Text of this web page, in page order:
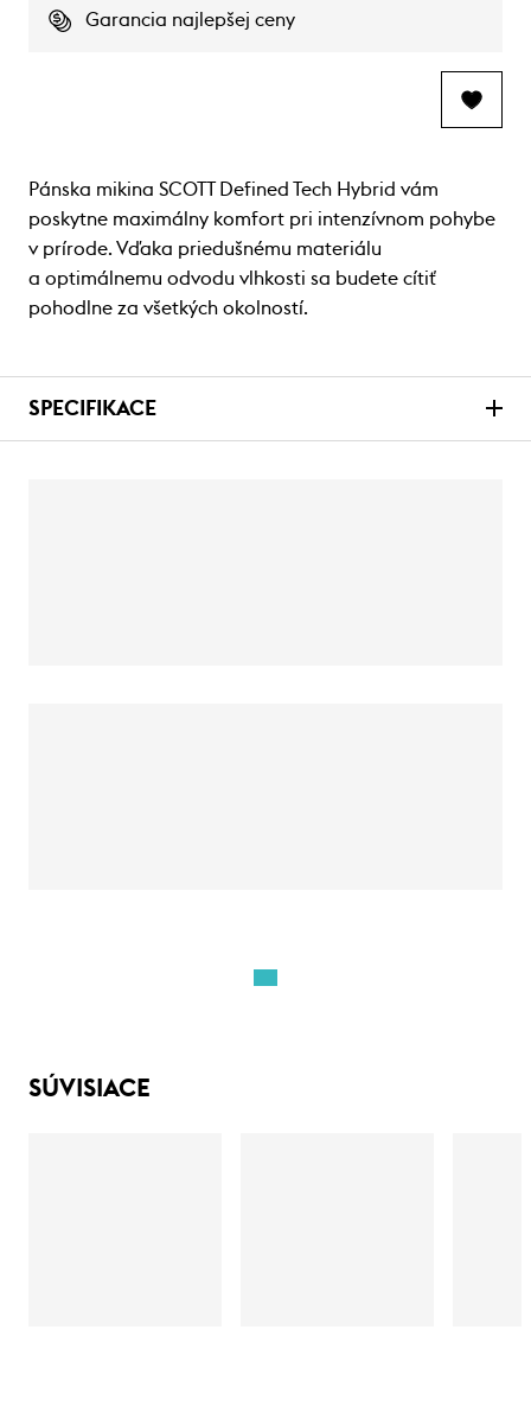
Garancia najlepšej ceny
Pánska mikina SCOTT Defined Tech Hybrid vám
poskytne maximálny komfort pri intenzívnom pohybe
v prírode. Vďaka priedušnému materiálu
a optimálnemu odvodu vlhkosti sa budete cítiť
pohodlne za všetkých okolností.
SPECIFIKACE
SÚVISIACE